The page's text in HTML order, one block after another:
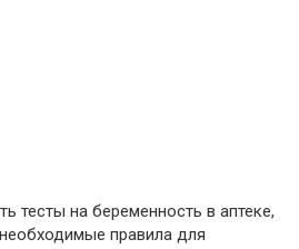
тесты на беременность в аптеке,
правила для